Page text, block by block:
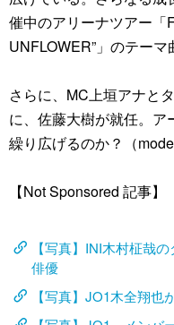
催中のアリーナツアー「
UNFLOWER”」のテーマ
さらに、MC上垣アナと
に、佐藤大樹が就任。
繰り広げるのか？（
【Not Sponsored 記事】
【写真】INI木村柾哉
俳優
【写真】JO1木全翔也